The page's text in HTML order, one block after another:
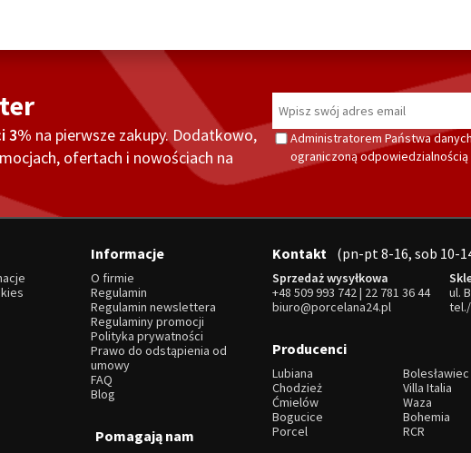
3% na pierwsze zakupy. Dodatkowo,
ofertach i nowościach na
Administratorem Państwa
ograniczoną odpowiedzialnością
Informacje
O firmie
Regulamin
Regulamin newslettera
Regulaminy promocji
Polityka prywatności
Prawo do odstąpienia od
umowy
FAQ
Blog
Kontakt (pn-pt 8-16, sob 10-
Sprzedaż wysyłkowa
+48 509 993 742| 22 781 36 44
biuro@porcelana24.pl
ul.
Producenci
Lubiana
Bolesławiec
Chodzież
Villa Italia
Ćmielów
Waza
Bogucice
Bohemia
Porcel
RCR
Pomagają nam